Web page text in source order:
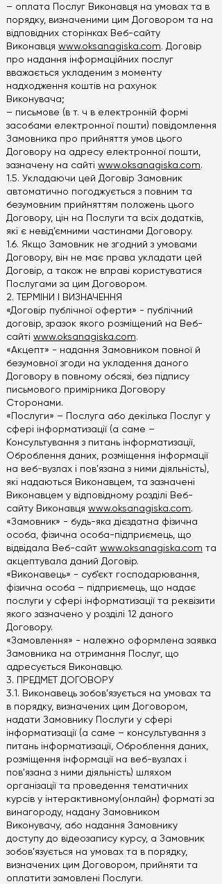
– оплата Послуг Виконавця на умовах та в
порядку, визначеними цим Договором та на
відповідних сторінках Веб-сайту
Виконавця www.oksanagiska.com. Договір
про надання інформаційних послуг
вважається укладеним з моменту
надходження коштів на рахунок
Виконувача;
– письмове (в т. ч в електронній формі
засобами електронної пошти) повідомлення
Замовника про прийняття умов цього
Договору на адресу електронної пошти,
зазначену на сайті www.oksanagiska.com.
1.5. Укладаючи цей Договір Замовник
автоматично погоджується з повним та
безумовним прийняттям положень цього
Договору, цін на Послуги та всіх додатків,
які є невід’ємними частинами Договору.
1.6. Якщо Замовник не згодний з умовами
Договору, він не має права укладати цей
Договір, а також не вправі користуватися
Послугами за цим Договором.
2. ТЕРМІНИ І ВИЗНАЧЕННЯ
«Договір публічної оферти» - публічний
договір, зразок якого розміщений на Веб-
сайті www.oksanagiska.com.
«Акцепт» - надання Замовником повної й
безумовної згоди на укладення даного
Договору в повному обсязі, без підпису
письмового примірника Договору
Сторонами.
«Послуги» – Послуга або декілька Послуг у
сфері інформатизації (а саме –
Консультування з питань інформатизації,
Оброблення даних, розміщення інформації
на веб-вузлах і пов'язана з ними діяльність),
які надаються Виконавцем, та зазначені
Виконавцем у відповідному розділі Веб-
сайту Виконавця www.oksanagiska.com.
«Замовник» - будь-яка дієздатна фізична
особа, фізична особа-підприємець, що
відвідала Веб-сайт www.oksanagiska.com та
акцептувала даний Договір.
«Виконавець» - суб’єкт господарювання,
фізична особа – підприємець, що надає
послуги у сфері інформатизації та реквізити
якого зазначено у розділі 12 даного
Договору.
«Замовлення» - належно оформлена заявка
Замовника на отримання Послуг, що
адресується Виконавцю.
3. ПРЕДМЕТ ДОГОВОРУ
3.1. Виконавець зобов’язується на умовах та
в порядку, визначених цим Договором,
надати Замовнику Послуги у сфері
інформатизації (а саме – консультування з
питань інформатизації, Оброблення даних,
розміщення інформації на веб-вузлах і
пов'язана з ними діяльність) шляхом
організації та проведення тематичних
курсів у інтерактивному(онлайн) форматі за
винагороду, надану Замовником
Виконувачу, або надання Замовнику
доступу до відеозапису курсу, а Замовник
зобов’язується на умовах та в порядку,
визначених цим Договором, прийняти та
оплатити замовлені Послуги.